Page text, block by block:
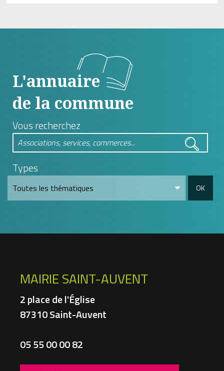
L'annuaire
de la commune
Vous recherchez
Types
OK
MAIRIE SAINT-AUVENT
2 place de l'Église
87310 Saint-Auvent
05 55 00 00 82